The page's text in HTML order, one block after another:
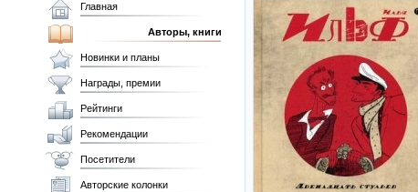
Главная
Авторы, книги
Новинки и планы
Награды, премии
Рейтинги
Рекомендации
Посетители
Авторские колонки